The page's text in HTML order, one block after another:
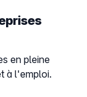
en pleine
à l'emploi.